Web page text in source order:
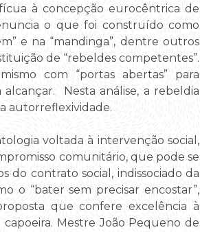
à concepção eurocêntrica de
o que foi construído como
e na “mandinga”, dentre outros
de “rebeldes competentes”.
com “portas abertas” para
Nesta análise, a rebeldia
autorreflexividade.
voltada à intervenção social,
comunitário, que pode se
do contrato social, indissociado da
o “bater sem precisar encostar”,
que confere excelência à
Mestre João Pequeno de